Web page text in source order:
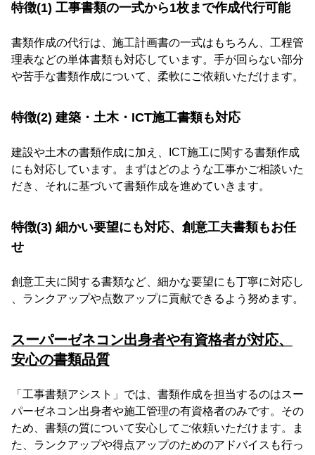
特徴(1) 工事書類の一式から1枚まで作成代行可能
書類作成の代行は、施工計画書の一式はもちろん、工程管
理表などの単体書類も対応しています。手が回らない部分
や苦手な書類作成について、柔軟にご依頼いただけます。
特徴(2) 建築・土木・ICT施工書類も対応
建設や土木の書類作成に加え、ICT施工に関する書類作成
にも対応しています。まずはどのような工事かご相談いた
だき、それに基づいて書類作成を進めていきます。
特徴(3) 細かい要望にも対応、創意工夫書類もお任
せ
創意工夫に関する書類など、細かな要望にも丁寧に対応し
、ランクアップや点数アップに貢献できるよう努めます。
スーパーゼネコン出身者や有資格者が対応、
安心の書類品質
「工事書類アシスト」では、書類作成を担当するのはスー
パーゼネコン出身者や施工管理の有資格者のみです。その
ため、書類の質について安心してご依頼いただけます。ま
た、ランクアップや得点アップのためのアドバイスも行っ